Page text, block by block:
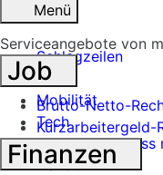
Menü
Schlagzeilen
Mobilität
Tech
Harvard Business
Handel
Serviceangebote von
Job
Brutto-Netto-
Kurzarbeitergeld-
Finanzen